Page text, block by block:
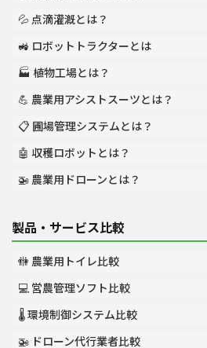
💦 点滴灌漑とは？
🚜 ロボットトラクターとは
🏭 植物工場とは？
💪 農業用アシストスーツとは？
📋 圃場管理システムとは？
🤖 収穫ロボットとは？
🚁 農業用ドローンとは？
製品・サービス比較
🚻 農業用トイレ比較
💻 営農管理ソフト比較
🌡️ 環境制御システム比較
🚁 ドローン代行業者比較